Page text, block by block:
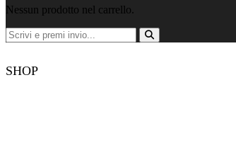
Nessun prodotto nel carrello.
SHOP